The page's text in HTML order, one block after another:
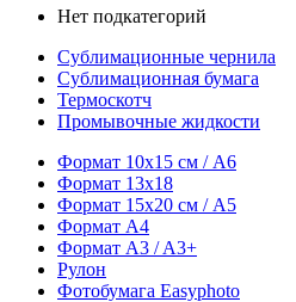
Нет подкатегорий
Сублимационные чернила
Сублимационная бумага
Термоскотч
Промывочные жидкости
Формат 10х15 см / A6
Формат 13х18
Формат 15х20 см / A5
Формат А4
Формат A3 / A3+
Рулон
Фотобумага Easyphoto